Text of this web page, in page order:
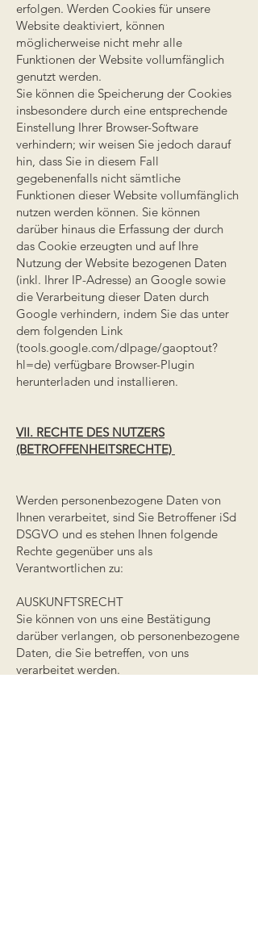
erfolgen. Werden Cookies für unsere
Website deaktiviert, können
möglicherweise nicht mehr alle
Funktionen der Website vollumfänglich
genutzt werden.
Sie können die Speicherung der Cookies
insbesondere durch eine entsprechende
Einstellung Ihrer Browser-Software
verhindern; wir weisen Sie jedoch darauf
hin, dass Sie in diesem Fall
gegebenenfalls nicht sämtliche
Funktionen dieser Website vollumfänglich
nutzen werden können. Sie können
darüber hinaus die Erfassung der durch
das Cookie erzeugten und auf Ihre
Nutzung der Website bezogenen Daten
(inkl. Ihrer IP-Adresse) an Google sowie
die Verarbeitung dieser Daten durch
Google verhindern, indem Sie das unter
dem folgenden Link
(tools.google.com/dlpage/gaoptout?
hl=de) verfügbare Browser-Plugin
herunterladen und installieren.
VII. RECHTE DES NUTZERS
(BETROFFENHEITSRECHTE)
Werden personenbezogene Daten von
Ihnen verarbeitet, sind Sie Betroffener iSd
DSGVO und es stehen Ihnen folgende
Rechte gegenüber uns als
Verantwortlichen zu:
AUSKUNFTSRECHT
Sie können von uns eine Bestätigung
darüber verlangen, ob personenbezogene
Daten, die Sie betreffen, von uns
verarbeitet werden.